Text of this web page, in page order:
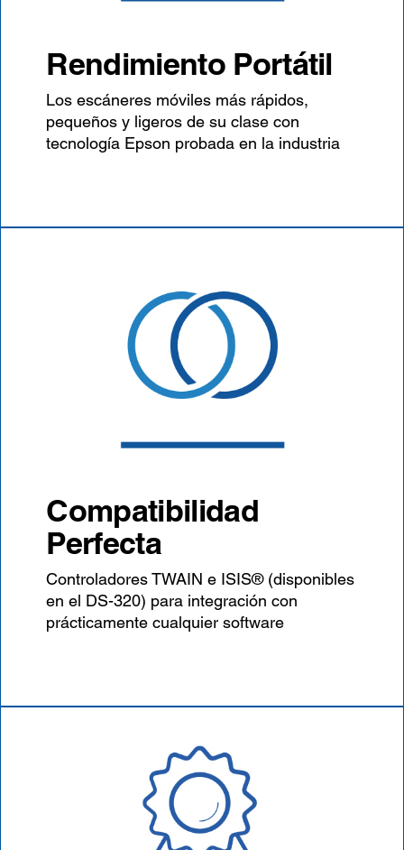
Rendimiento Portátil
Los escáneres móviles más rápidos,
pequeños y ligeros de su clase con
tecnología Epson probada en la industria
Compatibilidad
Perfecta
Controladores TWAIN e ISIS® (disponibles
en el DS-320) para integración con
prácticamente cualquier software